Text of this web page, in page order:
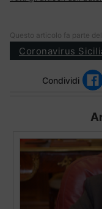
Questo articolo fa parte
Coronavirus
Condividi